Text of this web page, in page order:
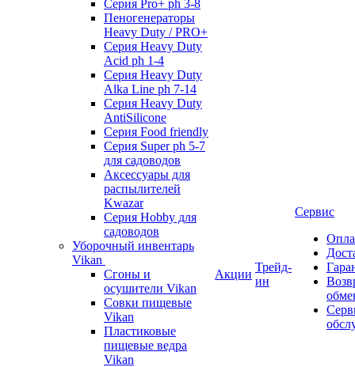
Серия Pro+ ph 3-8
Пеногенераторы
Heavy Duty / PRO+
Серия Heavy Duty
Acid ph 1-4
Серия Heavy Duty
Alka Line ph 7-14
Серия Heavy Duty
AntiSilicone
Серия Food friendly
Серия Super ph 5-7
для садоводов
Аксессуары для
распылителей
Kwazar
Серия Hobby для
садоводов
Уборочный инвентарь
Vikan
Сгоны и
осушители Vikan
Совки пищевые
Vikan
Пластиковые
пищевые ведра
Vikan
Акции
Трейд-
ин
Сервис